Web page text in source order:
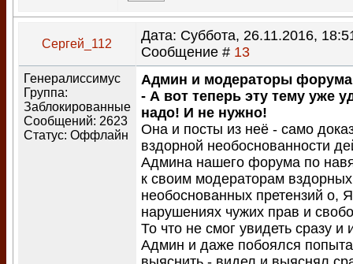
Сергей_112
Дата: Суббота, 26.11.2016,
Сообщение # 13
Генералиссимус
Группа:
Заблокированные
Сообщений: 2623
Статус: Оффлайн
Админ и модераторы форума
- А вот теперь эту тему уже
надо! И не нужно!
Она и посты из неё - само
вздорной необоснованности
Админа нашего форума по
к своим модераторам
необоснованных претензий о,
нарушениях чужих прав и
То что не смог увидеть сразу и
Админ и даже побоялся